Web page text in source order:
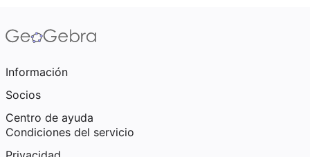
Información
Socios
Centro de ayuda
Condiciones del servicio